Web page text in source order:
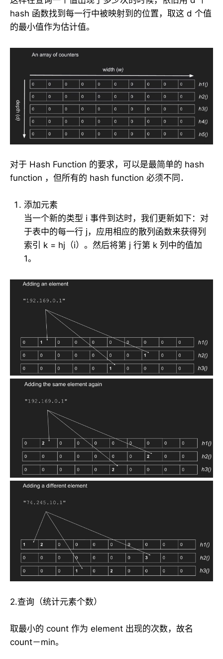
hash 函数找到每一行中被映射到的位置，取这 d 个值
的最小值作为估计值。
对于 Hash Function 的要求，可以是最简单的 hash
function ，但所有的 hash function 必须不同．
添加元素
当一个新的类型 i 事件到达时，我们更新如下：对
于表中的每一行 j，应用相应的散列函数来获得列
索引 k = hj（i）。然后将第 j 行第 k 列中的值加
1。
2.查询（统计元素个数）
取最小的 count 作为 element 出现的次数，故名
count－min。